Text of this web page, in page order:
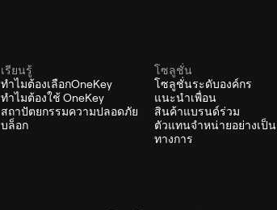
เรียนรู้
ทำไมต้องเลือกOneKey
ทำไมต้องใช้ OneKey
สถาปัตยกรรมความปลอดภัย
บล็อก
โซลูชั่น
โซลูชั่นระดับองค์กร
แนะนำเพื่อน
สินค้าแบรนด์ร่วม
ตัวแทนจำหน่ายอย่างเป็น
ทางการ